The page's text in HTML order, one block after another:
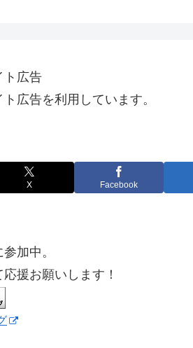
ト広告
広告を利用しています。
X Facebook
加中。
援お願いします！